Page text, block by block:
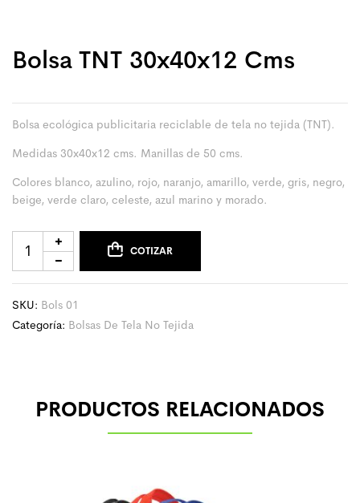
Bolsa TNT 30x40x12 Cms
Bolsa ecológica publicitaria reciclable de tela no tejida (TNT).
Medidas 30x40x12 cms. Manillas de 50 cms.
Colores blanco, azulino, rojo, naranjo, amarillo, verde, gris, negro,
beige, verde claro, celeste, azul marino y morado.
COTIZAR
SKU: Bols 01
Categoría: Bolsas De Tela No Tejida
PRODUCTOS RELACIONADOS